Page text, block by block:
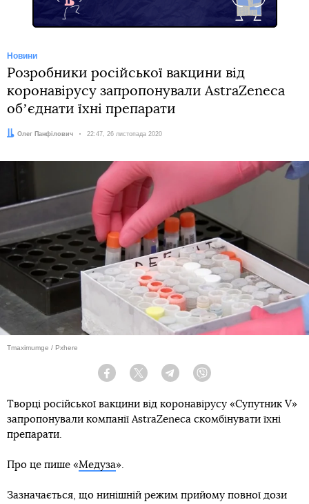
Новини
Розробники російської вакцини від
коронавірусу запропонували AstraZeneca
обʼєднати їхні препарати
Автор:
Олег Панфілович Дата:
22:47, 26 листопада 2020
Tmaximumge / Pxhere
Facebook Twitter Telegram
Творці російської вакцини від коронавірусу «Супутник V»
запропонували компанії AstraZeneca скомбінувати їхні
препарати.
Про це пише «Медуза».
Зазначається, що нинішній режим прийому повної дози